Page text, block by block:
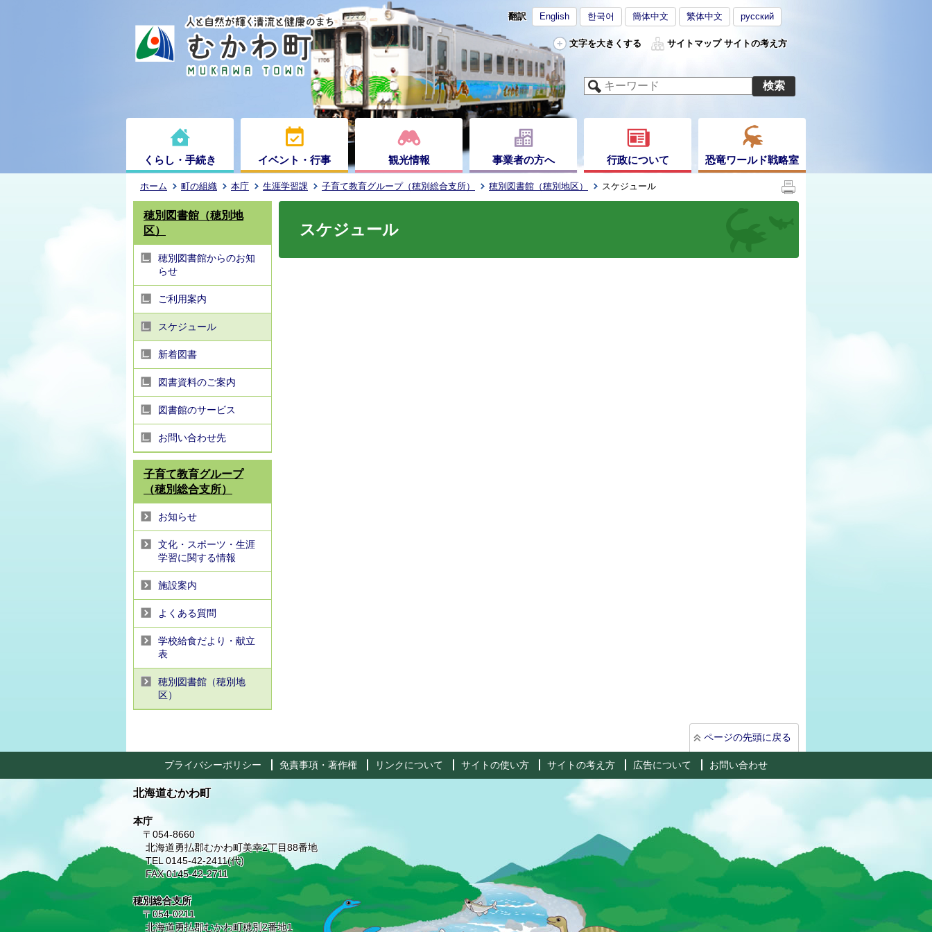
翻訳 English 한국어 簡体中文 繁体中文 русский
文字を大きくする サイトマップ サイトの考え方
くらし・手続き イベント・行事 観光情報 事業者の方へ 行政について 恐竜ワールド戦略室
ホーム 町の組織 本庁 生涯学習課 子育て教育グループ（穂別総合支所） 穂別図書館（穂別地区） スケジュール
穂別図書館（穂別地
区）
穂別図書館からのお知
らせ
ご利用案内
スケジュール
新着図書
図書資料のご案内
図書館のサービス
お問い合わせ先
子育て教育グループ
（穂別総合支所）
お知らせ
文化・スポーツ・生涯
学習に関する情報
施設案内
よくある質問
学校給食だより・献立
表
穂別図書館（穂別地
区）
スケジュール
ページの先頭に戻る
プライバシーポリシー 免責事項・著作権 リンクについて サイトの使い方 サイトの考え方 広告について お問い合わせ
北海道むかわ町
本庁
〒054-8660
北海道勇払郡むかわ町美幸2丁目88番地
TEL 0145-42-2411(代)
FAX 0145-42-2711
穂別総合支所
〒054-0211
北海道勇払郡むかわ町穂別2番地1